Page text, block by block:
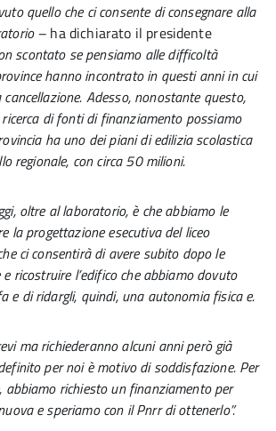
quello che ci consente di consegnare alla
– ha dichiarato il presidente
scontato se pensiamo alle difficoltà
hanno incontrato in questi anni in cui
Adesso, nonostante questo,
di fonti di finanziamento possiamo
ha uno dei piani di edilizia scolastica
regionale, con circa 50 milioni.
oltre al laboratorio, è che abbiamo le
la progettazione esecutiva del liceo
ci consentirà di avere subito dopo le
ricostruire l’edifico che abbiamo dovuto
e di ridargli, quindi, una autonomia fisica e.
ma richiederanno alcuni anni però già
per noi è motivo di soddisfazione. Per
abbiamo richiesto un finanziamento per
e speriamo con il Pnrr di ottenerlo”.